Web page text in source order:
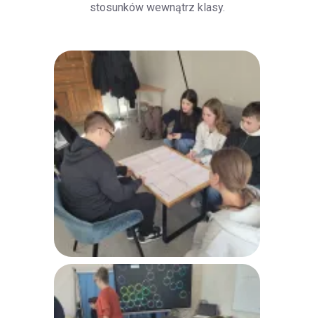
stosunków wewnątrz klasy.